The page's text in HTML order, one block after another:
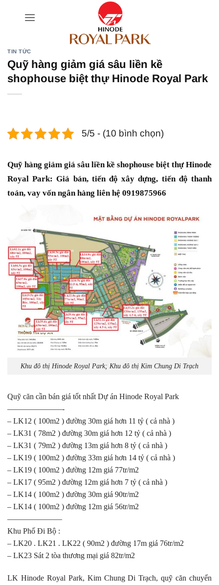
TIN TỨC
Quỹ hàng giảm giá sâu liền kề
shophouse biệt thự Hinode Royal Park
5/5 - (10 bình chọn)
Quỹ hàng giảm giá sâu liền kề shophouse biệt thự Hinode
Royal Park: Giá bán, tiến độ xây dựng, tiến độ thanh
toán, vay vốn ngân hàng liên hệ 0919875966
Khu đô thị Hinode Royal Park; Khu đô thị Kim Chung Di Trạch
Quỹ căn cần bán giá tốt nhất Dự án Hinode Royal Park
———————-
– LK12 ( 100m2 ) đường 30m giá hơn 11 tỷ ( cả nhà )
– LK31 ( 78m2 ) đường 30m giá hơn 12 tỷ ( cả nhà )
– LK31 ( 79m2 ) đường 13m giá hơn 8 tỷ ( cả nhà )
– LK19 ( 100m2 ) đường 33m giá hơn 14 tỷ ( cả nhà )
– LK19 ( 100m2 ) đường 12m giá 77tr/m2
– LK17 ( 95m2 ) đường 12m giá hơn 7 tỷ ( cả nhà )
– LK14 ( 100m2 ) đường 30m giá 90tr/m2
– LK14 ( 100m2 ) đường 12m giá 56tr/m2
———————
Khu Phố Đi Bộ :
– LK20 . LK21 . LK22 ( 90m2 ) đường 17m giá 76tr/m2
– LK23 Sát 2 tòa thương mại giá 82tr/m2
LK Hinode Royal Park, Kim Chung Di Trạch, quỹ căn chuyển